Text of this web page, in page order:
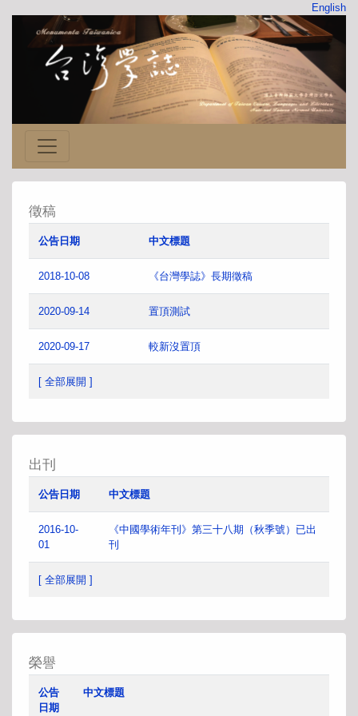
English
徵稿
公告日期 中文標題
2018-10-08 《台灣學誌》長期徵稿
2020-09-14 置頂測試
2020-09-17 較新沒置頂
[ 全部展開 ]
出刊
公告日期 中文標題
2016-10-
01
《中國學術年刊》第三十八期（秋季號）已出
刊
[ 全部展開 ]
榮譽
公告
日期
中文標題